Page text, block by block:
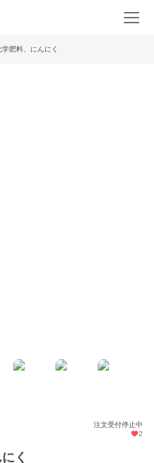
肥料、にんにく
注文受付停止中
2
く